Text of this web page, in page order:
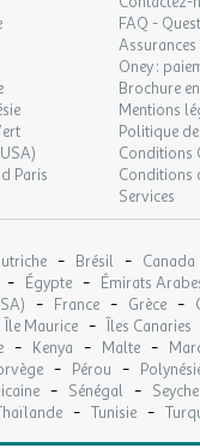
Paris
FAQ -
Oney :
Brochure
Mentions
Politique
Conditions
Conditions
Services
- Brésil - Canada
- Égypte - Émirats
- France - Grèce -
Île Maurice - Îles Canaries
- Kenya - Malte -
- Pérou -
- Sénégal -
- Tunisie -